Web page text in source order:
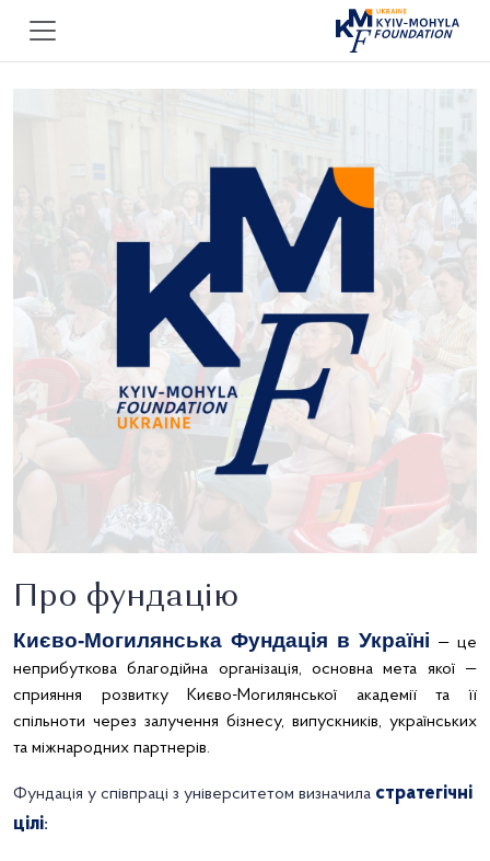
Про фундацію
Києво-Могилянська Фундація в Україні — це
неприбуткова благодійна організація, основна мета якої —
сприяння розвитку Києво-Могилянської академії та її
спільноти через залучення бізнесу, випускників, українських
та міжнародних партнерів.
Фундація у співпраці з університетом визначила стратегічні
цілі: